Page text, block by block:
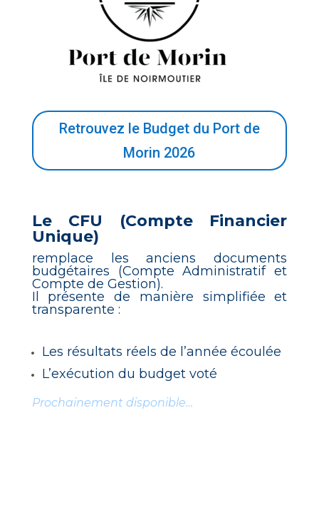
Retrouvez le Budget du Port de
Morin 2026
Le CFU (Compte Financier
Unique)
remplace les anciens documents
budgétaires (Compte Administratif et
Compte de Gestion).
Il présente de manière simplifiée et
transparente :
Les résultats réels de l’année écoulée
L’exécution du budget voté
Prochainement disponible…